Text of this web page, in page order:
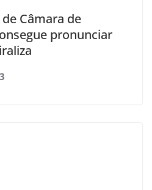
Câmara de
pronunciar